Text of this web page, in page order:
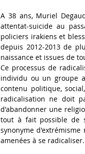
Droit pénal
A 38 ans, Muriel
attentat-suicide au
policiers irakiens et
depuis 2012-2013 de
naissance et issues de
Ce processus de
individu ou un groupe
contenu politique,
radicalisation ne doit
d'abandonner une
tout à fait possible de
synonyme
amenées à se radicaliser.